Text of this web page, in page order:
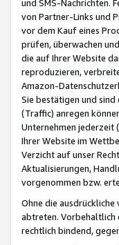
und SMS-Nachrichten.
von Partner-Links und
vor dem Kauf eines
prüfen, überwachen
die auf Ihrer Website
reproduzieren,
Amazon-
Sie bestätigen und
(Traffic) anregen
Unternehmen jederzeit
Ihrer Website im
Verzicht auf unser
Aktualisierungen,
vorgenommen bzw.
Ohne die
abtreten. Vorbehaltlich
rechtlich bindend,